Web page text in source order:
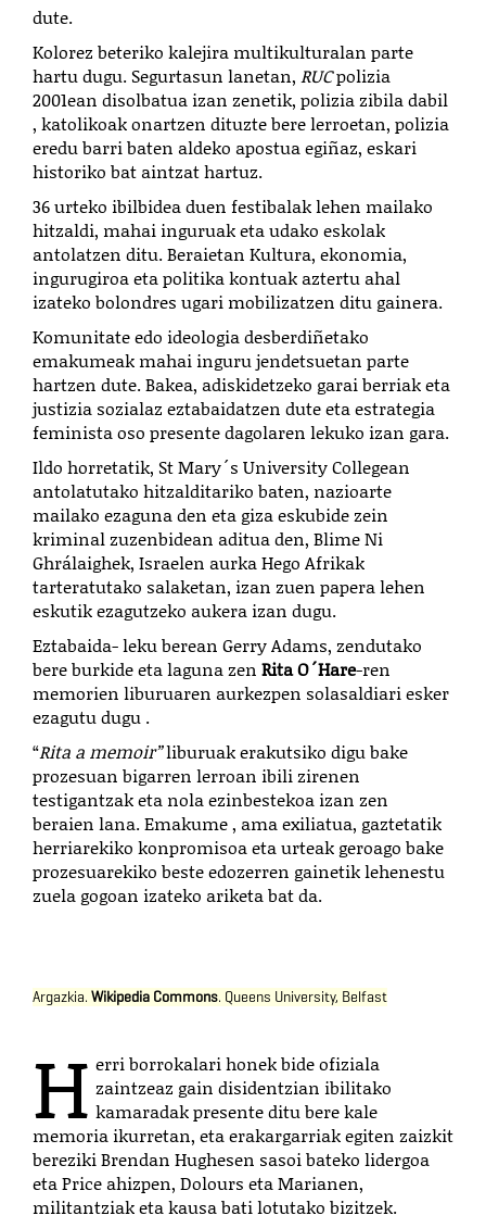
dute.
Kolorez beteriko kalejira multikulturalan parte
hartu dugu. Segurtasun lanetan, RUCpolizia
2001ean disolbatua izan zenetik, polizia zibila dabil
, katolikoak onartzen dituzte bere lerroetan, polizia
eredu barri baten aldeko apostua egiñaz, eskari
historiko bat aintzat hartuz.
36 urteko ibilbidea duen festibalak lehen mailako
hitzaldi, mahai inguruak eta udako eskolak
antolatzen ditu. Beraietan Kultura, ekonomia,
ingurugiroa eta politika kontuak aztertu ahal
izateko bolondres ugari mobilizatzen ditu gainera.
Komunitate edo ideologia desberdiñetako
emakumeak mahai inguru jendetsuetan parte
hartzen dute. Bakea, adiskidetzeko garai berriak eta
justizia sozialaz eztabaidatzen dute eta estrategia
feminista oso presente dagolaren lekuko izan gara.
Ildo horretatik, St Mary´s University Collegean
antolatutako hitzalditariko baten, nazioarte
mailako ezaguna den eta giza eskubide zein
kriminal zuzenbidean aditua den, Blime Ni
Ghrálaighek, Israelen aurka Hego Afrikak
tarteratutako salaketan, izan zuen papera lehen
eskutik ezagutzeko aukera izan dugu.
Eztabaida- leku berean Gerry Adams, zendutako
bere burkide eta laguna zen Rita O´Hare-ren
memorien liburuaren aurkezpen solasaldiari esker
ezagutu dugu .
“Rita a memoir”liburuak erakutsiko digu bake
prozesuan bigarren lerroan ibili zirenen
testigantzak eta nola ezinbestekoa izan zen
beraien lana. Emakume , ama exiliatua, gaztetatik
herriarekiko konpromisoa eta urteak geroago bake
prozesuarekiko beste edozerren gainetik lehenestu
zuela gogoan izateko ariketa bat da.
Argazkia. Wikipedia Commons. Queens University, Belfast
H erri borrokalari honek bide ofiziala
zaintzeaz gain disidentzian ibilitako
kamaradak presente ditu bere kale
memoria ikurretan, eta erakargarriak egiten zaizkit
bereziki Brendan Hughesen sasoi bateko lidergoa
eta Price ahizpen, Dolours eta Marianen,
militantziak eta kausa bati lotutako bizitzek.